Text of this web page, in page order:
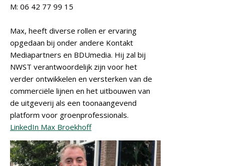
M: 06 42 77 99 15
Max, heeft diverse rollen er ervaring
opgedaan bij onder andere Kontakt
Mediapartners en BDUmedia. Hij zal bij
NWST verantwoordelijk zijn voor het
verder ontwikkelen en versterken van de
commerciële lijnen en het uitbouwen van
de uitgeverij als een toonaangevend
platform voor groenprofessionals.
LinkedIn Max Broekhoff